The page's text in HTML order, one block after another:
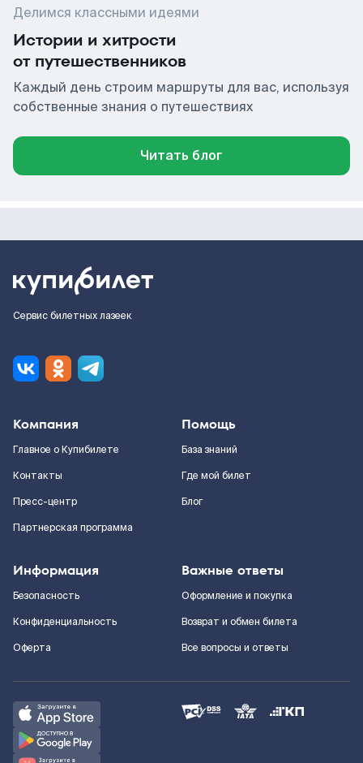
Делимся классными идеями
Истории и хитрости
от путешественников
Каждый день строим маршруты для вас, используя
собственные знания о путешествиях
Читать блог
Сервис билетных лазеек
Компания
Главное о Купибилете
Контакты
Пресс-центр
Партнерская программа
Помощь
База знаний
Где мой билет
Блог
Информация
Безопасность
Конфиденциальность
Оферта
Важные ответы
Оформление и покупка
Возврат и обмен билета
Все вопросы и ответы